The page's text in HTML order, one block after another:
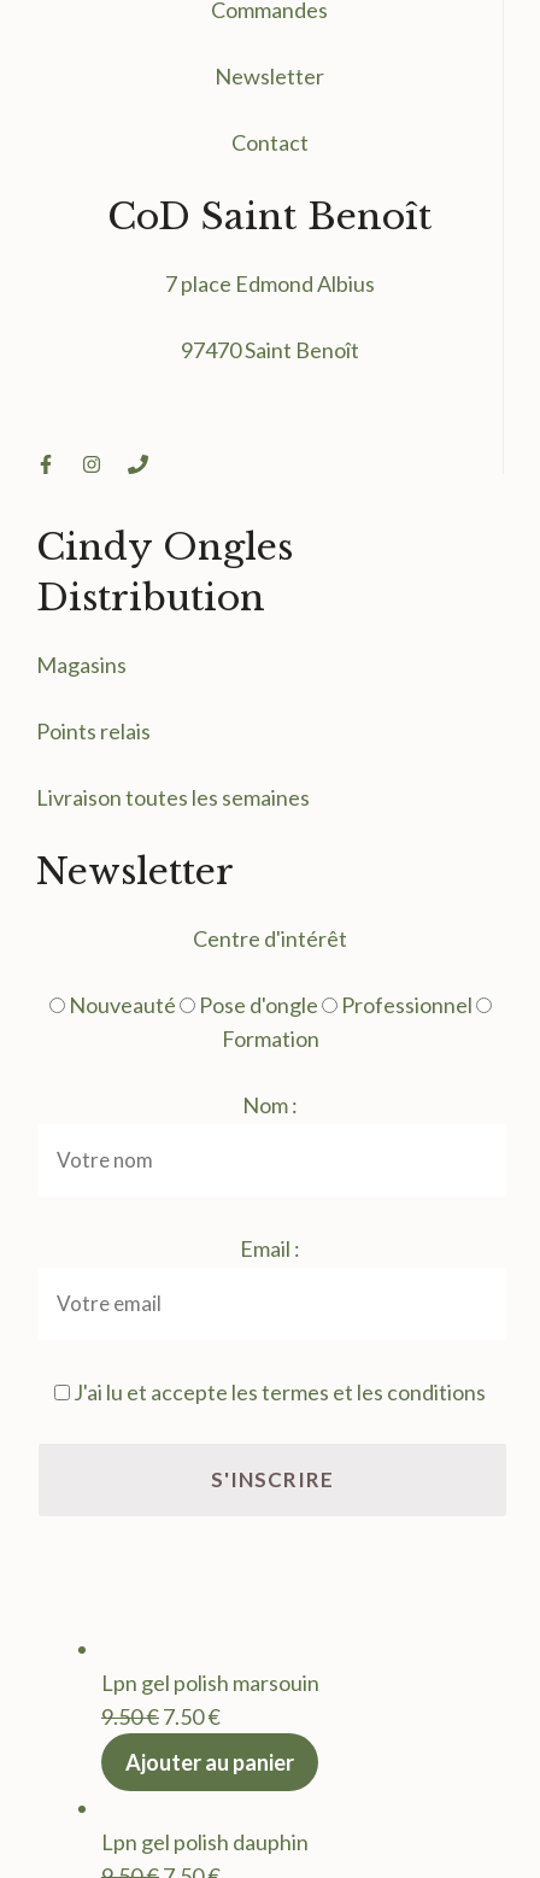
Commandes
Newsletter
Contact
CoD Saint Benoît
7 place Edmond Albius
97470 Saint Benoît
Cindy Ongles
Distribution
Magasins
Points relais
Livraison toutes les semaines
Newsletter
Centre d'intérêt
Nouveauté Pose d'ongle
Professionnel
Formation
Nom :
Email :
J'ai lu et accepte les termes et les conditions
Lpn gel polish marsouin
9.50€Le
prix
9.50 €.
7.50€Le
actuel
7.50 €.
Ajouter au panier
Lpn gel polish dauphin